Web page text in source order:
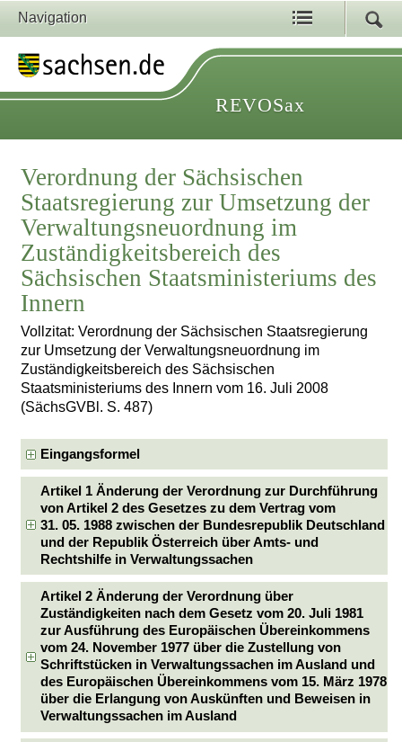
Navigation
REVOSax
Verordnung der Sächsischen
Staatsregierung zur Umsetzung der
Verwaltungsneuordnung im
Zuständigkeitsbereich des
Sächsischen Staatsministeriums des
Innern
Vollzitat: Verordnung der Sächsischen Staatsregierung
zur Umsetzung der Verwaltungsneuordnung im
Zuständigkeitsbereich des Sächsischen
Staatsministeriums des Innern vom 16. Juli 2008
(SächsGVBl. S. 487)
Eingangsformel
Artikel 1 Änderung der Verordnung zur Durchführung
von Artikel 2 des Gesetzes zu dem Vertrag vom
31. 05. 1988 zwischen der Bundesrepublik Deutschland
und der Republik Österreich über Amts- und
Rechtshilfe in Verwaltungssachen
Artikel 2 Änderung der Verordnung über
Zuständigkeiten nach dem Gesetz vom 20. Juli 1981
zur Ausführung des Europäischen Übereinkommens
vom 24. November 1977 über die Zustellung von
Schriftstücken in Verwaltungssachen im Ausland und
des Europäischen Übereinkommens vom 15. März 1978
über die Erlangung von Auskünften und Beweisen in
Verwaltungssachen im Ausland